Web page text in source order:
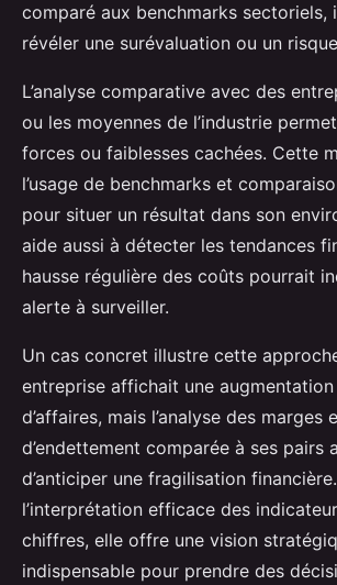
comparé aux benchmarks sectoriels,
révéler une surévaluation ou un
L’analyse comparative avec des
ou les moyennes de l’industrie
forces ou faiblesses cachées. Cette
l’usage de benchmarks et
pour situer un résultat dans son
aide aussi à détecter les tendances
hausse régulière des coûts pourrait
alerte à surveiller.
Un cas concret illustre cette
entreprise affichait une
d’affaires, mais l’analyse des marges
d’endettement comparée à ses pairs
d’anticiper une fragilisation
l’interprétation efficace des
chiffres, elle offre une vision
indispensable pour prendre des